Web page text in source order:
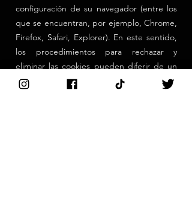
configuración de su navegador (entre los
que se encuentran, por ejemplo, Chrome,
Firefox, Safari, Explorer). En este sentido,
los procedimientos para rechazar y
eliminar las cookies pueden diferir de un
navegador de Internet a otro. En